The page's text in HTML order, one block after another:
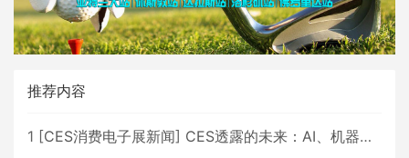
推荐内容
1 [CES消费电子展新闻] CES透露的未来：AI、机器人与智能生活大爆发